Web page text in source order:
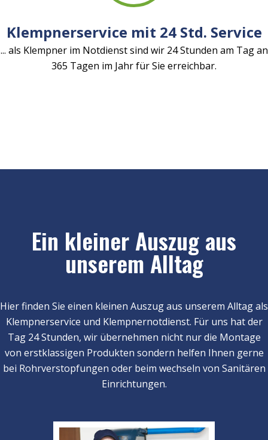
Klempnerservice mit 24 Std. Service
... als Klempner im Notdienst sind wir 24 Stunden am Tag an
365 Tagen im Jahr für Sie erreichbar.
Ein kleiner Auszug aus
unserem Alltag
Hier finden Sie einen kleinen Auszug aus unserem Alltag als
Klempnerservice und Klempnernotdienst. Für uns hat der
Tag 24 Stunden, wir übernehmen nicht nur die Montage
von erstklassigen Produkten sondern helfen Ihnen gerne
bei Rohrverstopfungen oder beim wechseln von Sanitären
Einrichtungen.